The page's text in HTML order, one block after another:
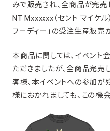
みで販売され、全商品が完
NT Mxxxxxx（セント マイケル
フーディー」の受注生産販売
本商品に関しては、イベント
ただきましたが、全商品完売
客様、本イベントへの参加
様におかれましても、この機